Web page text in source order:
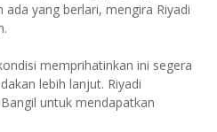
ada yang berlari, mengira Riyadi
memprihatinkan ini segera
lebih lanjut. Riyadi
untuk mendapatkan